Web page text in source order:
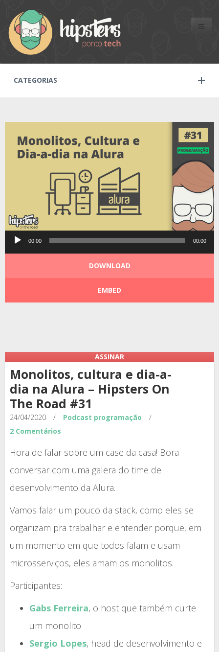
Toggle
CATEGORIAS
Tocador00:00 00:00
DOWNLOAD
EMBED
ASSINAR
Monolitos, cultura e dia-a-
dia na Alura – Hipsters On
The Road #31
24/04/2020 / Podcast programação
/
2 Comentários
Hora de falar sobre um case da casa! Bora
conversar com uma galera do time de
desenvolvimento da Alura.
Vamos falar um pouco da stack, como eles se
organizam pra trabalhar e entender porque, em
um momento em que todos falam e usam
microsserviços, eles amam os monolitos.
Participantes:
Gabs Ferreira, o host que também curte
um monolito
Sergio Lopes, head de desenvolvimento e